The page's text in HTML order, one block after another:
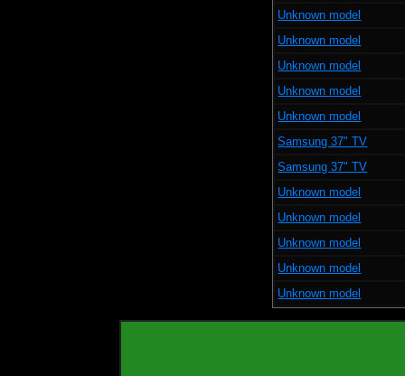
Unknown model
Unknown model
Unknown model
Unknown model
Unknown model
Samsung 37" TV
Samsung 37" TV
Unknown model
Unknown model
Unknown model
Unknown model
Unknown model